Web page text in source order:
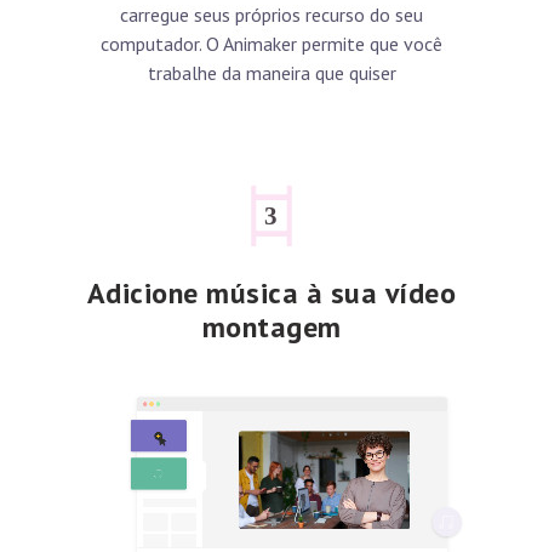
carregue seus próprios recurso do seu
computador. O Animaker permite que você
trabalhe da maneira que quiser
Adicione música à sua vídeo
montagem